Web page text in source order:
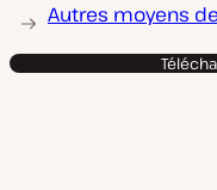
Autres moyens